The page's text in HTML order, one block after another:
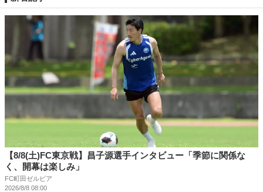
【8/8(土)FC東京戦】昌子源選手インタビュー「季節に関係な
く、開幕は楽しみ」
FC町田ゼルビア
2026/8/8 08:00